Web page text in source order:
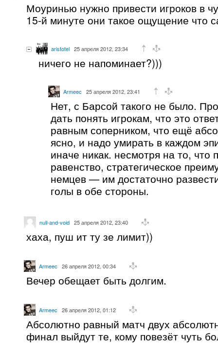
Моуринью нужно привести игроков в
15-й минуте они такое ощущение что
aristotel 25 апреля 2012, 23:34
ничего не напоминает?)))
Armeec 25 апреля 2012, 23:41
Нет, с Барсой такого не было.
дать понять игрокам, что это
равным соперником, что ещё
ясно, и надо умирать в каждом
иначе никак. несмотря на то, что
равенство, стратегическое
немцев — им достаточно
голы в обе стороны.
null-and-void 25 апреля 2012, 23:40
хаха, пуш ит ту зе лимит))
Armeec 26 апреля 2012, 00:34
Вечер обещает быть долгим.
Armeec 26 апреля 2012, 01:12
Абсолютно равный матч двух
финал выйдут те, кому повезёт чуть